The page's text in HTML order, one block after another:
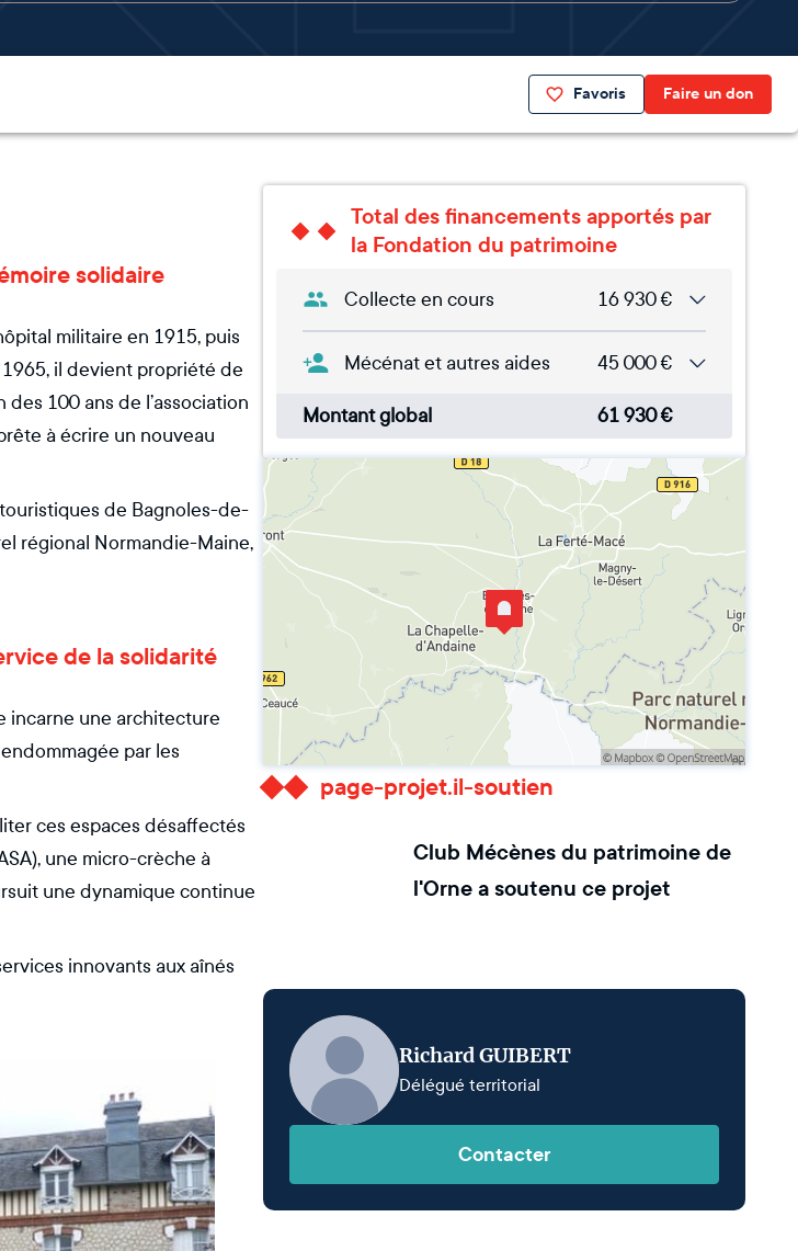
Favoris Faire un don
solidaire
militaire en 1915, puis
il devient propriété de
des 100 ans de l’association
à écrire un nouveau
de Bagnoles-de-
régional Normandie-Maine,
de la solidarité
incarne une architecture
par les
ces espaces désaffectés
une micro-crèche à
une dynamique continue
innovants aux aînés
Total des financements apportés par
la Fondation du patrimoine
Collecte en cours 16 930€
Mécénat et autres aides 45 000€
Montant global 61 930€
page-projet.il-soutien
Club Mécènes du patrimoine de
l'Orne a soutenu ce projet
Richard GUIBERT
Délégué territorial
Contacter